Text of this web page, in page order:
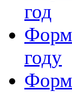
год
году